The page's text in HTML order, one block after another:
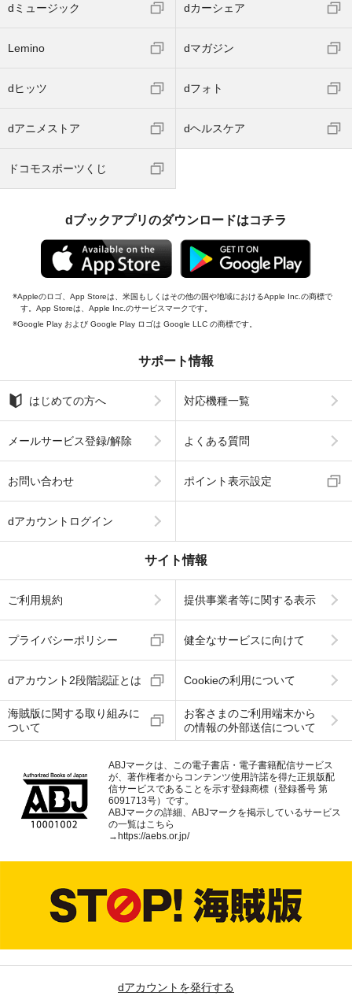
dミュージック dカーシェア
Lemino dマガジン
dヒッツ dフォト
dアニメストア dヘルスケア
ドコモスポーツくじ
dブックアプリのダウンロードはコチラ
Appleのロゴ、App Storeは、米国もしくはその他の国や地域におけるApple Inc.の商標で
す。App Storeは、Apple Inc.のサービスマークです。
Google Play および Google Play ロゴは Google LLC の商標です。
サポート情報
はじめての方へ 対応機種一覧
メールサービス登録/解除 よくある質問
お問い合わせ ポイント表示設定
dアカウントログイン
サイト情報
ご利用規約 提供事業者等に関する表示
プライバシーポリシー 健全なサービスに向けて
dアカウント2段階認証とは Cookieの利用について
海賊版に関する取り組みに
ついて
お客さまのご利用端末から
の情報の外部送信について
ABJマークは、この電子書店・電子書籍配信サービス
が、著作権者からコンテンツ使用許諾を得た正規版配
信サービスであることを示す登録商標（登録番号 第
6091713号）です。
ABJマークの詳細、ABJマークを掲示しているサービス
の一覧はこちら
→https://aebs.or.jp/
dアカウントを発行する